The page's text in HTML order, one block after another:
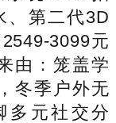
、第二代3D
3099元
由：笼盖学
冬季户外无
多元社交分